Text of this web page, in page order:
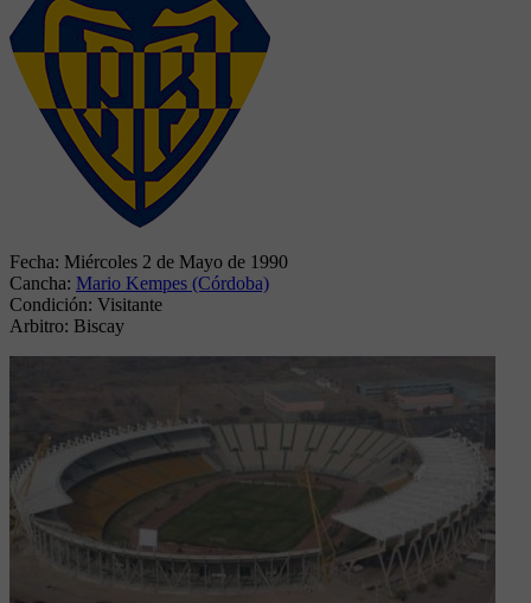
Fecha: Miércoles 2 de Mayo de 1990
Cancha: Mario Kempes (Córdoba)
Condición: Visitante
Arbitro: Biscay